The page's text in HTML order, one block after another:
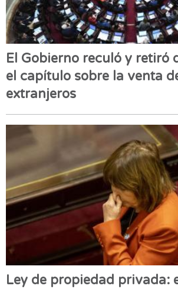
El Gobierno reculó y retiró
el capítulo sobre la venta
extranjeros
Ley de propiedad privada: